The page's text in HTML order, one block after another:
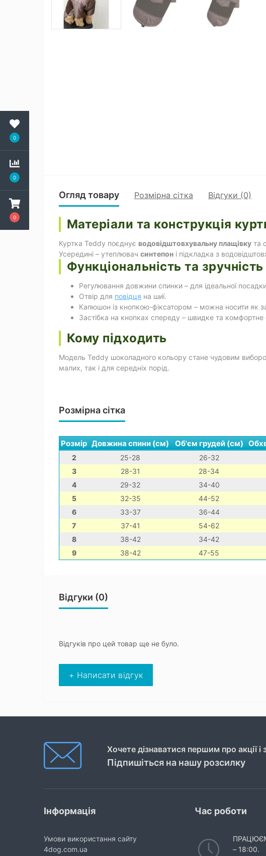
0
0
0
Огляд товару Розмірна сітка Відгуки (0)
Матеріали та конструкція
Куртка Teddy поєднує водовідштовхувальну плащівку та
Усередині – утеплювач синтепон і підкладка з
Функціональність та зручність
Регулювання довжини спинки – для ідеальної
Отвір для повідця на шиї.
Капюшон із кнопкою-фіксатором – можна носити як
Застібка на кнопках спереду – швидке та комфортне
Кому підходить
Модель Teddy шоколадного кольору стане чудовим
малих, так і для середніх порід.
Розмірна сітка
Розмір Довжина спини (см) Об'єм грудей (см)
2 25-28 26-32
3
28-31 28-34
4
29-32 34-40
5
32-35 44-52
6
33-37 36-44
7
37-41 54-62
8
38-42 34-42
9
38-42 47-55
Відгуки (0)
Відгуків про цей товар ще не було.
+ Написати відгук
Хочете дізнаватися першим про акції і
Підпишіться на нашу розсилку
Інформація
Умови використання сайту
4dog.com.ua
Час роботи
– 18:00.